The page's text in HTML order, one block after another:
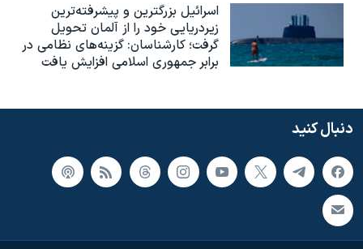
اسرائيل بزرگترین و پیشرفته‌ترین
زیردریایی خود را از آلمان تحویل
گرفت؛ کارشناسان: گزینه‌های نظامی در
برابر جمهوری اسلامی افزایش یافت
دنبال کنید